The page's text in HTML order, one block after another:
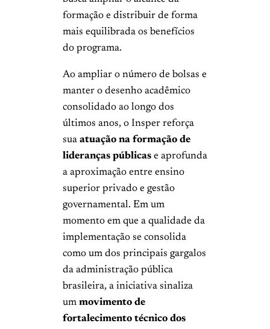
formação e distribuir de forma
mais equilibrada os benefícios
do programa.
Ao ampliar o número de bolsas e
manter o desenho acadêmico
consolidado ao longo dos
últimos anos, o Insper reforça
sua atuação na formação de
lideranças públicas e aprofunda
a aproximação entre ensino
superior privado e gestão
governamental. Em um
momento em que a qualidade da
implementação se consolida
como um dos principais gargalos
da administração pública
brasileira, a iniciativa sinaliza
um movimento de
fortalecimento técnico dos